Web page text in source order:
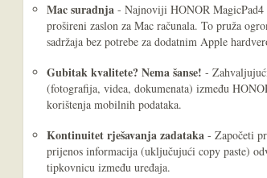
Mac suradnja - Najnoviji HONOR
prošireni zaslon za Mac računala. To pruža
sadržaja bez potrebe za dodatnim Apple
Gubitak kvalitete?Nema šanse! -
(fotografija, videa, dokumenata) između
korištenja mobilnih podataka.
Kontinuitet rješavanja zadataka - Započeti
prijenos informacija (uključujući copy paste)
tipkovnicu između uređaja.